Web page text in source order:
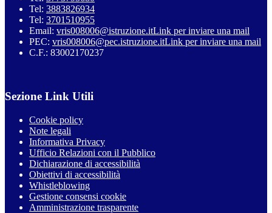
Tel: 3883826934
Tel: 3701510955
Email: vris008006@istruzione.itLink per inviare una mail
PEC: vris008006@pec.istruzione.itLink per inviare una mail
C.F.: 83002170237
Sezione Link Utili
Cookie policy
Note legali
Informativa Privacy
Ufficio Relazioni con il Pubblico
Dichiarazione di accessibilità
Obiettivi di accessibilità
Whistleblowing
Gestione consensi cookie
Amministrazione trasparente